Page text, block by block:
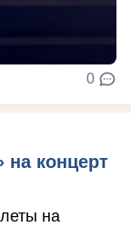
0
на концерт
на